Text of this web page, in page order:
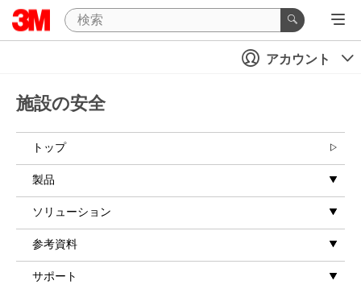
アカウント
施設の安全
トップ
製品
ソリューション
参考資料
サポート